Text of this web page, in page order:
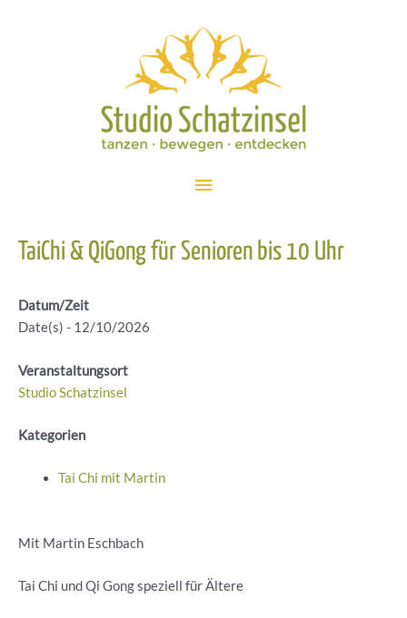
Hauptmenü
TaiChi & QiGong für Senioren bis 10 Uhr
Datum/Zeit
Date(s) - 12/10/2026
Veranstaltungsort
Studio Schatzinsel
Kategorien
Tai Chi mit Martin
Mit Martin Eschbach
Tai Chi und Qi Gong speziell für Ältere